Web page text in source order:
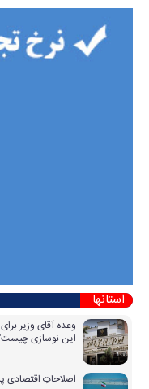
استانها
وعده آقای وزیر
این نوسازی
اصلاحاتِ اقتصادی